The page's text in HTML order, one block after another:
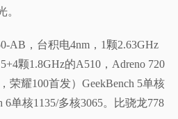
。
AB，台积电4nm，1颗2.63GHz
颗1.8GHz的A510，Adreno 720
荣耀100首发）GeekBench 5单核
6单核1135/多核3065。比骁龙778